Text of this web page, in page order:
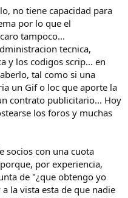
loque sea debe ser prono
la siguiente cuota de el
juanmi y yo no podemos
miembro ( desde 2009) y
menos pero si levo
pena tener que cerrar el foro,
tengo mucho menos y
años .
no tiene capacidad para
por lo que el
tampoco...
tecnica,
y los codigos scrip... en
tal como si una
un Gif o loc que aporte la
contrato publicitario... Hoy
los foros y muchas
socios con una cuota
por experiencia,
de "¿que obtengo yo
la vista esta de que nadie